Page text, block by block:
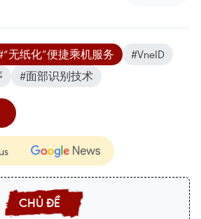
无纸化”便捷乘机服务
#VneID
#面部识别技术